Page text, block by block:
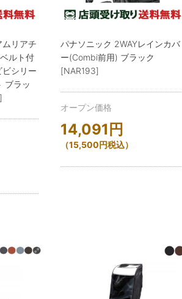
リアチ
ルト付
シリー
ブラッ
パナソニック 2WAYレインカバ
ー(Combi前用) ブラック
[NAR193]
オープン価格
14,091 円
（15,500円税込）